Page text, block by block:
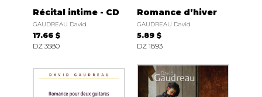
Récital intime - CD
GAUDREAU David
17.66 $
DZ 3580
Romance d’hiver
GAUDREAU David
5.89 $
DZ 1893